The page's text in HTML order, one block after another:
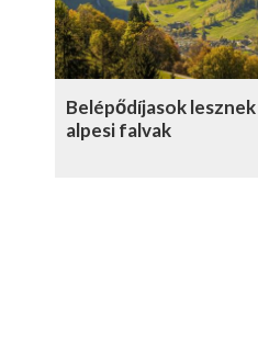
Belépődíjasok
alpesi falvak